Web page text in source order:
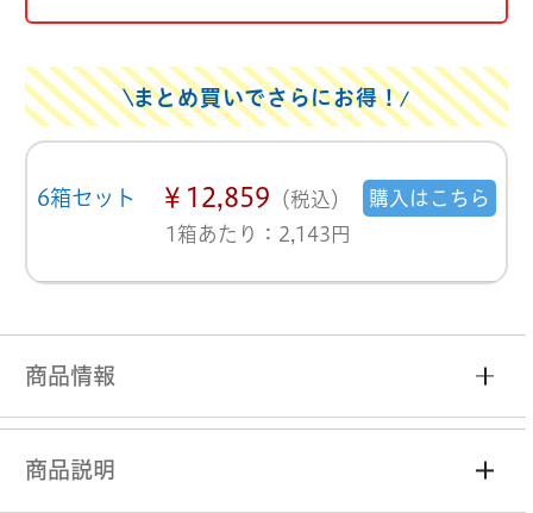
まとめ買いでさらにお得！
6箱セット ￥12,859 （税込）
1箱あたり：2,143円
購入はこちら
商品情報
商品説明